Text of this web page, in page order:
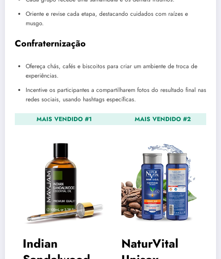
Oriente e revise cada etapa, destacando cuidados com raízes e
musgo.
Confraternização
Ofereça chás, cafés e biscoitos para criar um ambiente de troca de
experiências.
Incentive os participantes a compartilharem fotos do resultado final nas
redes sociais, usando hashtags específicas.
MAIS VENDIDO #1
Indian
MAIS VENDIDO #2
NaturVital